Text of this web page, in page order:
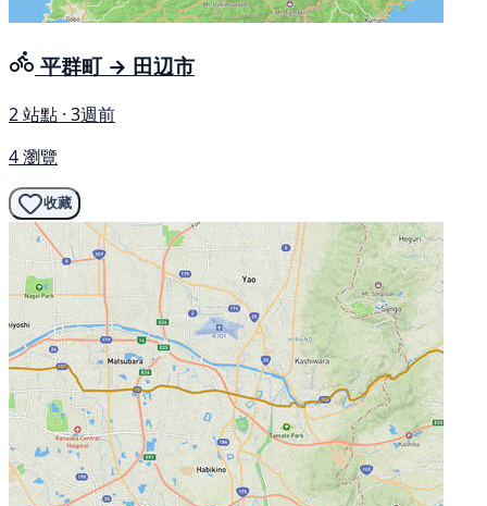
平群町 → 田辺市
2 站點 · 3週前
4 瀏覽
收藏